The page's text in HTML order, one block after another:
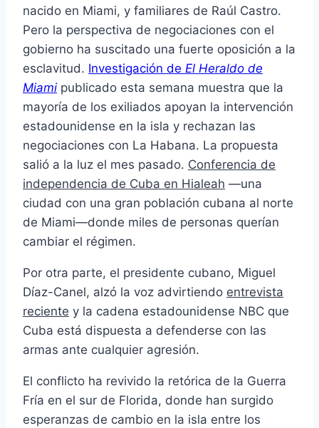
nacido en Miami, y familiares de Raúl Castro.
Pero la perspectiva de negociaciones con el
gobierno ha suscitado una fuerte oposición a la
esclavitud. Investigación de El Heraldo de
Miamipublicado esta semana muestra que la
mayoría de los exiliados apoyan la intervención
estadounidense en la isla y rechazan las
negociaciones con La Habana. La propuesta
salió a la luz el mes pasado. Conferencia de
independencia de Cuba en Hialeah —una
ciudad con una gran población cubana al norte
de Miami—donde miles de personas querían
cambiar el régimen.
Por otra parte, el presidente cubano, Miguel
Díaz-Canel, alzó la voz advirtiendo entrevista
reciente y la cadena estadounidense NBC que
Cuba está dispuesta a defenderse con las
armas ante cualquier agresión.
El conflicto ha revivido la retórica de la Guerra
Fría en el sur de Florida, donde han surgido
esperanzas de cambio en la isla entre los